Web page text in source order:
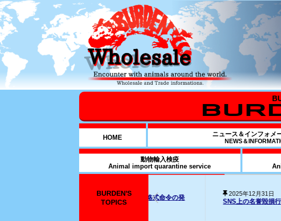
HOME ニュース＆インフォメ
NEWS＆
動物輸入検疫
Animal import quarantine service
BURDEN'S
TOPICS
年1月14日元従業員に対する略式命令の発
2025年12月31日
SNS上の名誉毀損行為に対する法的措